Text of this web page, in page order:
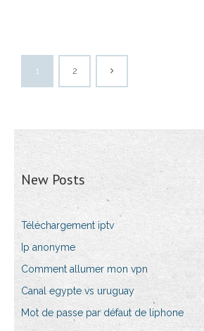
1 2
New Posts
Téléchargement iptv
Ip anonyme
Comment allumer mon vpn
Canal egypte vs uruguay
Mot de passe par défaut de liphone